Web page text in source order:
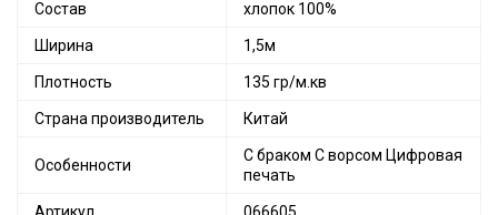
Состав хлопок 100%
Ширина 1,5м
Плотность 135 гр/м.кв
Страна производитель Китай
Особенности
С браком С ворсом Цифровая
печать